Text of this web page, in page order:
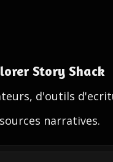
Story Shack
d'outils
narratives.